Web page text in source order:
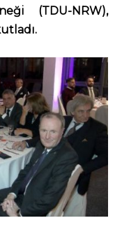
(TDU-NRW),